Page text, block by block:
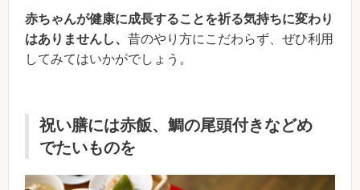
赤ちゃんが健康に成長することを祈る気持ちに変わり
はありませんし、 昔のやり方にこだわらず、ぜひ利用
してみてはいかがでしょう。
祝い膳には赤飯、鯛の尾頭付きなどめ
でたいものを